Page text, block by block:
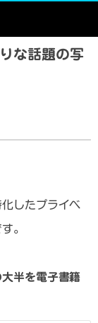
な話題の写
したプライベ
。
半を電子書籍